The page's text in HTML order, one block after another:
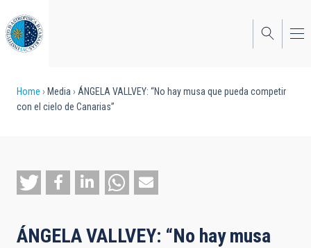
to
main
content
Breadcrumb
Home Media
ÁNGELA VALLVEY: “No hay musa que pueda competir
con el cielo de Canarias”
ÁNGELA VALLVEY: “No hay musa